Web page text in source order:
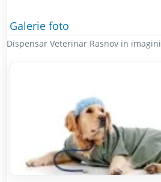
Galerie foto
Dispensar Veterinar Rasnov in imagini